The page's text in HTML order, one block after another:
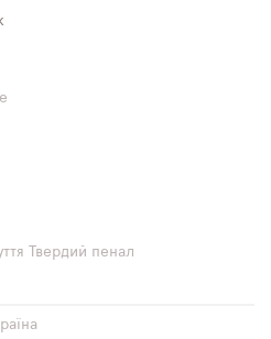
Твердий пенал